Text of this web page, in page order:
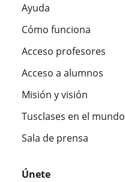
Ayuda
Cómo funciona
Acceso profesores
Acceso a alumnos
Misión y visión
Tusclases en el mundo
Sala de prensa
Únete